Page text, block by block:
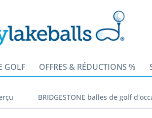
GOLF OFFRES & RÉDUCTIONS %
BRIDGESTONE balles de golf